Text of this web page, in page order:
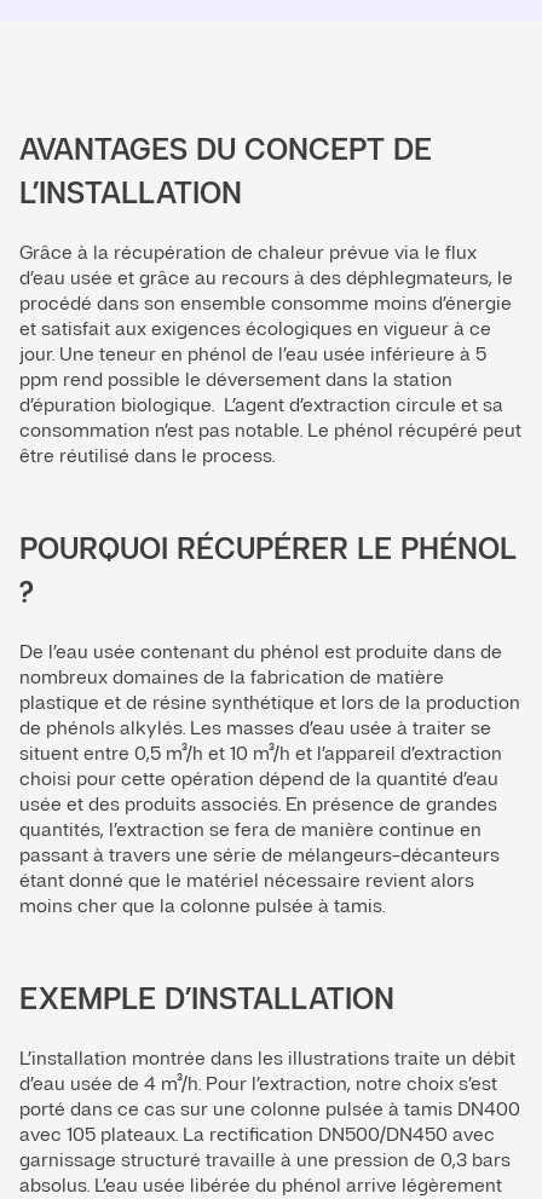
AVANTAGES DU CONCEPT DE
L’INSTALLATION
Grâce à la récupération de chaleur prévue via le flux
d’eau usée et grâce au recours à des déphlegmateurs, le
procédé dans son ensemble consomme moins d’énergie
et satisfait aux exigences écologiques en vigueur à ce
jour. Une teneur en phénol de l’eau usée inférieure à 5
ppm rend possible le déversement dans la station
d’épuration biologique. L’agent d’extraction circule et sa
consommation n’est pas notable. Le phénol récupéré peut
être réutilisé dans le process.
POURQUOI RÉCUPÉRER LE PHÉNOL
?
De l’eau usée contenant du phénol est produite dans de
nombreux domaines de la fabrication de matière
plastique et de résine synthétique et lors de la production
de phénols alkylés. Les masses d’eau usée à traiter se
situent entre 0,5 m³/h et 10 m³/h et l’appareil d’extraction
choisi pour cette opération dépend de la quantité d’eau
usée et des produits associés. En présence de grandes
quantités, l’extraction se fera de manière continue en
passant à travers une série de mélangeurs-décanteurs
étant donné que le matériel nécessaire revient alors
moins cher que la colonne pulsée à tamis.
EXEMPLE D’INSTALLATION
L’installation montrée dans les illustrations traite un débit
d’eau usée de 4 m³/h. Pour l’extraction, notre choix s’est
porté dans ce cas sur une colonne pulsée à tamis DN400
avec 105 plateaux. La rectification DN500/DN450 avec
garnissage structuré travaille à une pression de 0,3 bars
absolus. L’eau usée libérée du phénol arrive légèrement